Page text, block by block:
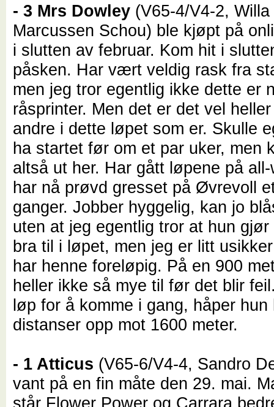
- 3 Mrs Dowley (V65-4/V4-2,
Marcussen Schou) ble kjøpt på
i slutten av februar. Kom hit i
påsken. Har vært veldig rask fra
men jeg tror egentlig ikke dette er
råsprinter. Men det er det vel
andre i dette løpet som er. Skulle
ha startet før om et par uker, men
altså ut her. Har gått løpene på
har nå prøvd gresset på Øvrevoll
ganger. Jobber hyggelig, kan jo
uten at jeg egentlig tror at hun
bra til i løpet, men jeg er litt
har henne foreløpig. På en 900
heller ikke så mye til før det blir
løp for å komme i gang, håper hun
distanser opp mot 1600 meter.
- 1 Atticus (V65-6/V4-4, Sandro
vant på en fin måte den 29. mai.
står Flower Power og Carrara